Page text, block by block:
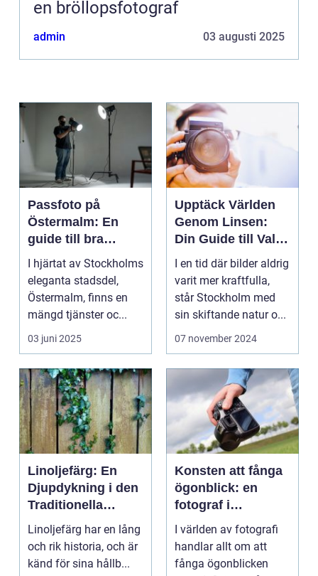
en bröllopsfotograf
admin 03 augusti 2025
Passfoto på
Östermalm: En
guide till bra
porträttfotograferi
ng
I hjärtat av Stockholms
eleganta stadsdel,
Östermalm, finns en
mängd tjänster oc...
03 juni 2025
Upptäck Världen
Genom Linsen:
Din Guide till Val
av Fotograf i
Stockholm
I en tid där bilder aldrig
varit mer kraftfulla,
står Stockholm med
sin skiftande natur o...
07 november 2024
Linoljefärg: En
Djupdykning i den
Traditionella
Målartekniken
Linoljefärg har en lång
och rik historia, och är
känd för sina hållb...
Konsten att fånga
ögonblick: en
fotograf i
Norrköping
I världen av fotografi
handlar allt om att
fånga ögonblicken